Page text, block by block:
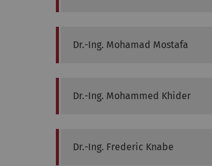
Dr.-Ing. Mohamad Mostafa
Dr.-Ing. Mohammed Khider
Dr.-Ing. Frederic Knabe